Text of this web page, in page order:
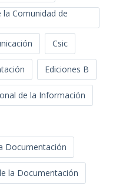
la Comunidad de
Csic
Ediciones B
de la Información
Documentación
la Documentación